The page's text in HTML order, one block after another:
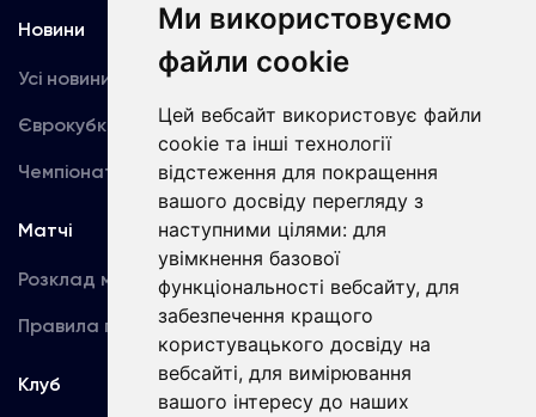
Ми використовуємо
файли cookie
Цей вебсайт використовує файли
cookie та інші технології
відстеження для покращення
вашого досвіду перегляду з
наступними цілями: для
увімкнення базової
функціональності вебсайту, для
забезпечення кращого
користувацького досвіду на
вебсайті, для вимірювання
вашого інтересу до наших
Новини
Усі новини
Єврокубки
Чемпіонат України
Медіа
Динамо TV
Фотогалерея
Акредитація
Матчі
Розклад матчів
Правила поведінки
Команда
Перша команда
U19
Клуб